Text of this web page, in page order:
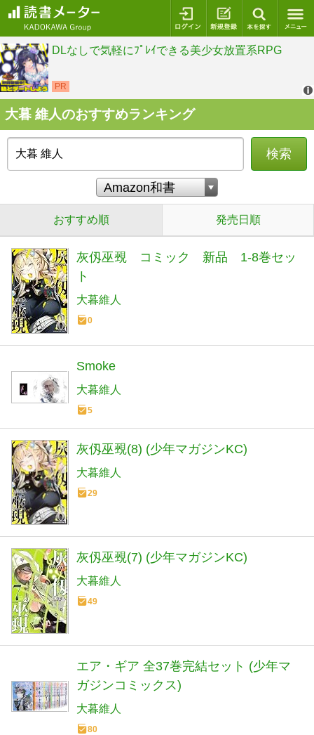
ログイン 新規登録
大暮 維人のおすすめランキング
検索
おすすめ順 発売日順
灰仭巫覡 コミック 新品 1-8巻セッ
ト
大暮維人
0
Smoke
大暮維人
5
灰仭巫覡(8) (少年マガジンKC)
大暮維人
29
灰仭巫覡(7) (少年マガジンKC)
大暮維人
49
エア・ギア 全37巻完結セット (少年マ
ガジンコミックス)
大暮維人
80